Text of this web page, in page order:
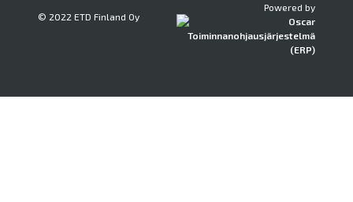
© 2022 ETD Finland Oy
Powered by